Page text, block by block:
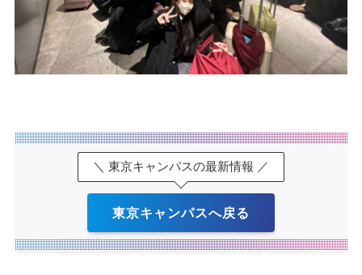
＼ 東京キャンパスの最新情報 ／
東京キャンパスへ戻る